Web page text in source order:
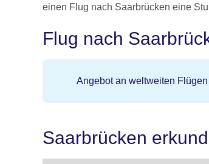
einen Flug nach Saarbrücken eine
Flug nach
Angebot an weltweiten Flügen
Saarbrücken